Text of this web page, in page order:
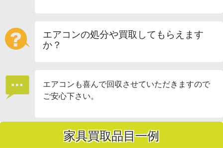
エアコンの処分や買取してもらえます
か？
エアコンも喜んで回収させていただきますので
ご安心下さい。
家具買取品目一例